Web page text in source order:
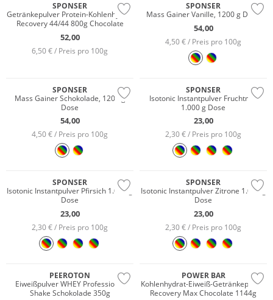
SPONSER
Getränkepulver Protein-Kohlenhydrat
Recovery 44/44 800g Chocolate
52,00
6,50 € / Preis pro 100g
SPONSER
Mass Gainer Vanille, 1200 g Dose
54,00
4,50 € / Preis pro 100g
SPONSER
Mass Gainer Schokolade, 1200 g
Dose
54,00
4,50 € / Preis pro 100g
SPONSER
Isotonic Instantpulver Fruchtmix
1.000 g Dose
23,00
2,30 € / Preis pro 100g
SPONSER
Isotonic Instantpulver Pfirsich 1.000 g
Dose
23,00
2,30 € / Preis pro 100g
SPONSER
Isotonic Instantpulver Zitrone 1.000 g
Dose
23,00
2,30 € / Preis pro 100g
PEEROTON
Eiweißpulver WHEY Professional
Shake Schokolade 350g
POWER BAR
Kohlenhydrat-Eiweiß-Getränkepulver
Recovery Max Chocolate 1144g